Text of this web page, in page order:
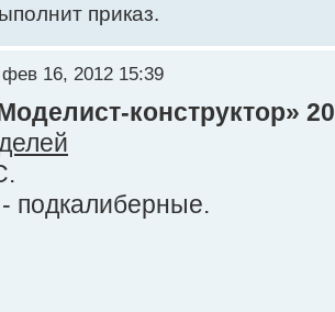
приказ.
16, 2012 15:39
конструктор»
подкалиберные.